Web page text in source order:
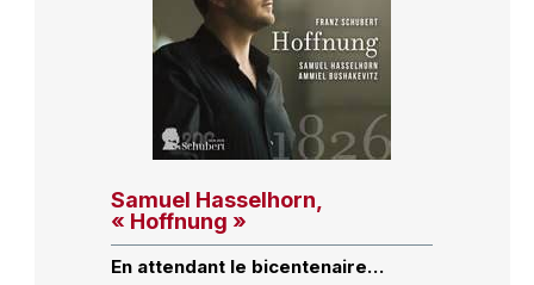
Samuel Hasselhorn,
« Hoffnung »
En attendant le bicentenaire…